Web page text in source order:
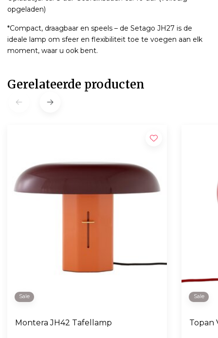
opgeladen)
*Compact, draagbaar en speels – de Setago JH27 is de
ideale lamp om sfeer en flexibiliteit toe te voegen aan elk
moment, waar u ook bent.
Gerelateerde producten
Sale
Montera JH42 Tafellamp
Sale
Topan